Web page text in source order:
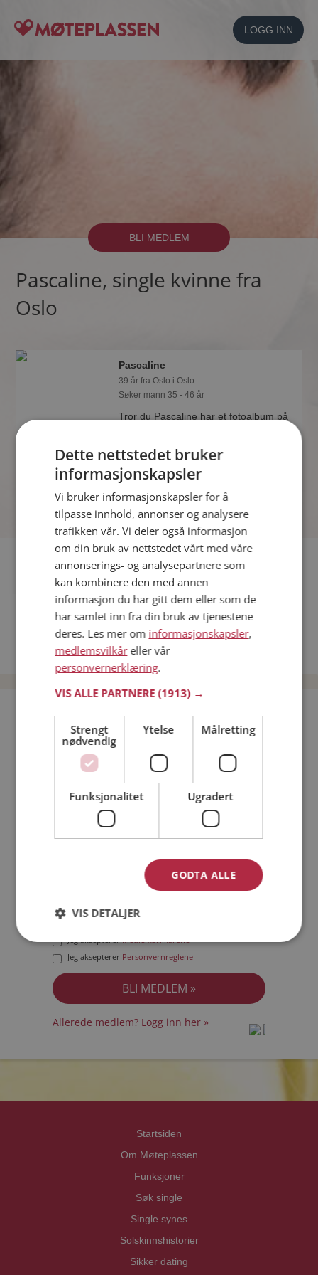
LOGG INN
BLI MEDLEM
Pascaline, single kvinne fra
Oslo
Pascaline
39 år fra Oslo i Oslo
Søker mann 35 - 46 år
Tror du Pascaline har et fotoalbum på
spennende bilder på sidene.
Fler single
Flere singlekvinner fra Oslo:Rita ,Tetiana,Daniela
Menn fra Oslo
Date kvinner i Norge
Date menn i Norge
Bli medlem gratis!
Jeg er en: Mann Kvinne
Min alder:
Jeg akseptererMedlemsvilkårene
Jeg aksepterer Personvernreglene
Allerede medlem? Logg inn her »
Startsiden
Om Møteplassen
Funksjoner
Søk single
Single synes
Solskinnshistorier
Sikker dating
Dette nettstedet bruker
informasjonskapsler
Vi bruker informasjonskapsler for å
tilpasse innhold, annonser og analysere
trafikken vår. Vi deler også informasjon
om din bruk av nettstedet vårt med våre
annonserings- og analysepartnere som
kan kombinere den med annen
informasjon du har gitt dem eller som de
har samlet inn fra din bruk av tjenestene
deres. Les mer om informasjonskapsler,
medlemsvilkåreller vår
personvernerklæring.
VIS ALLE PARTNERE(1913) →
Strengt
nødvendig
Ytelse Målretting
Funksjonalitet Ugradert
GODTA ALLE
VIS DETALJER